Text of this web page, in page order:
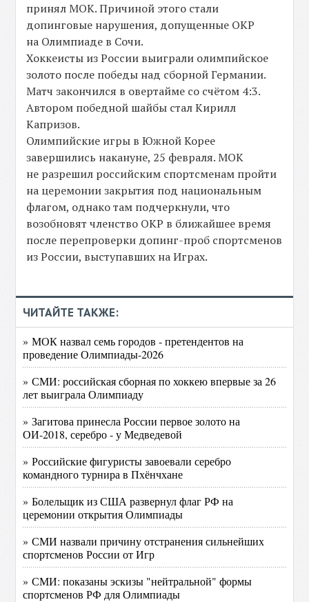
принял МОК. Причиной этого стали
допинговые нарушения, допущенные ОКР
на Олимпиаде в Сочи.
Хоккеисты из России выиграли олимпийское
золото после победы над сборной Германии.
Матч закончился в овертайме со счётом 4:3.
Автором победной шайбы стал Кирилл
Капризов.
Олимпийские игры в Южной Корее
завершились накануне, 25 февраля. МОК
не разрешил российским спортсменам пройти
на церемонии закрытия под национальным
флагом, однако там подчеркнули, что
возобновят членство ОКР в ближайшее время
после перепроверки допинг-проб спортсменов
из России, выступавших на Играх.
ЧИТАЙТЕ ТАКЖЕ:
» МОК назвал семь городов - претендентов на
проведение Олимпиады-2026
» СМИ: российская сборная по хоккею впервые за 26
лет выиграла Олимпиаду
» Загитова принесла России первое золото на
ОИ-2018, серебро - у Медведевой
» Российские фигуристы завоевали серебро
командного турнира в Пхёнчхане
» Болельщик из США развернул флаг РФ на
церемонии открытия Олимпиады
» СМИ назвали причину отстранения сильнейших
спортсменов России от Игр
» СМИ: показаны эскизы "нейтральной" формы
спортсменов РФ для Олимпиады